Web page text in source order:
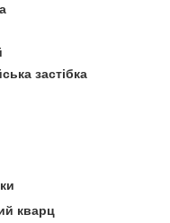
застібка
кварц